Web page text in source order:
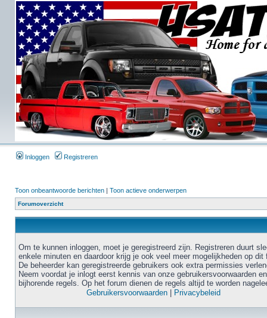
Inloggen Registreren
Toon onbeantwoorde berichten | Toon actieve onderwerpen
Forumoverzicht
Om te kunnen inloggen, moet je geregistreerd zijn. Registreren duurt
enkele minuten en daardoor krijg je ook veel meer mogelijkheden op dit
De beheerder kan geregistreerde gebruikers ook extra permissies
Neem voordat je inlogt eerst kennis van onze gebruikersvoorwaarden en
bijhorende regels. Op het forum dienen de regels altijd te worden
Gebruikersvoorwaarden
Privacybeleid